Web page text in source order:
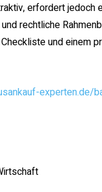
erfordert jedoch
rechtliche
und einem
experten.de/